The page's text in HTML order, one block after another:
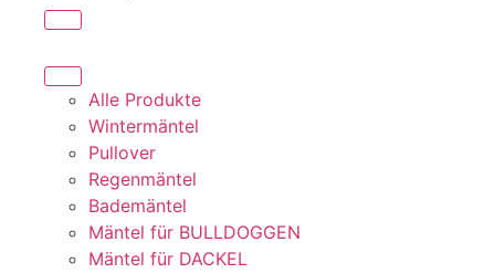
Alle Produkte
Wintermäntel
Pullover
Regenmäntel
Bademäntel
Mäntel für BULLDOGGEN
Mäntel für DACKEL